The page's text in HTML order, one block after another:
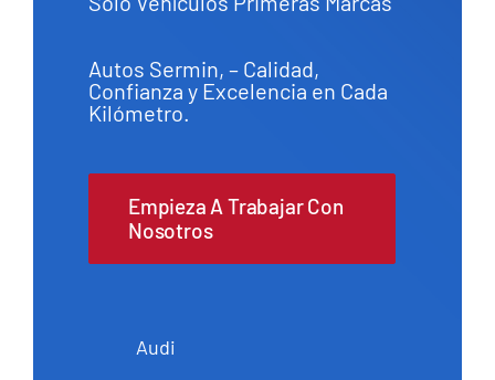
Autos Sermin, – Calidad,
Confianza y Excelencia en Cada
Kilómetro.
Empieza A Trabajar Con
Nosotros
Audi